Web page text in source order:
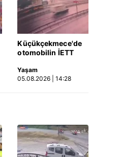
Küçükçekmece'de
otomobilin İETT
kaza kamerada |
Video
Yaşam
05.08.2026 | 14:28